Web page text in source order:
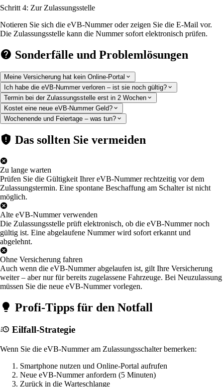
Schritt 4: Zur Zulassungsstelle
Notieren Sie sich die eVB-Nummer oder zeigen Sie die E-Mail vor.
Die Zulassungsstelle kann die Nummer sofort elektronisch prüfen.
Sonderfälle und Problemlösungen
Meine Versicherung hat kein Online-Portal
Ich habe die eVB-Nummer verloren – ist sie noch gültig?
Termin bei der Zulassungsstelle erst in 2 Wochen
Kostet eine neue eVB-Nummer Geld?
Wochenende und Feiertage – was tun?
Das sollten Sie vermeiden
Zu lange warten
Prüfen Sie die Gültigkeit Ihrer eVB-Nummer rechtzeitig vor dem
Zulassungstermin. Eine spontane Beschaffung am Schalter ist nicht
möglich.
Alte eVB-Nummer verwenden
Die Zulassungsstelle prüft elektronisch, ob die eVB-Nummer noch
gültig ist. Eine abgelaufene Nummer wird sofort erkannt und
abgelehnt.
Ohne Versicherung fahren
Auch wenn die eVB-Nummer abgelaufen ist, gilt Ihre Versicherung
weiter – aber nur für bereits zugelassene Fahrzeuge. Bei Neuzulassung
müssen Sie die neue eVB-Nummer vorlegen.
Profi-Tipps für den Notfall
Eilfall-Strategie
Wenn Sie die eVB-Nummer am Zulassungsschalter bemerken:
Smartphone nutzen und Online-Portal aufrufen
Neue eVB-Nummer anfordern (5 Minuten)
Zurück in die Warteschlange